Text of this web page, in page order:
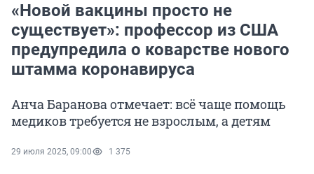
«Новой вакцины просто не
существует»: профессор из США
предупредила о коварстве нового
штамма коронавируса
Анча Баранова отмечает: всё чаще помощь
медиков требуется не взрослым, а детям
29 июля 2025, 09:00 1 375